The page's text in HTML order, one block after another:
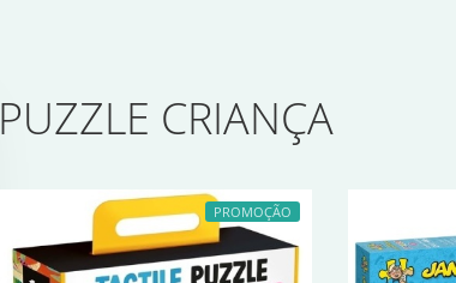
PUZZLE CRIANÇA
PROMOÇÃO